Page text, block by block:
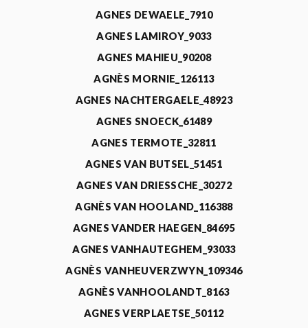
AGNES DEWAELE_7910
AGNES LAMIROY_9033
AGNES MAHIEU_90208
AGNÈS MORNIE_126113
AGNES NACHTERGAELE_48923
AGNES SNOECK_61489
AGNES TERMOTE_32811
AGNES VAN BUTSEL_51451
AGNES VAN DRIESSCHE_30272
AGNÈS VAN HOOLAND_116388
AGNES VANDER HAEGEN_84695
AGNES VANHAUTEGHEM_93033
AGNÈS VANHEUVERZWYN_109346
AGNÈS VANHOOLANDT_8163
AGNES VERPLAETSE_50112